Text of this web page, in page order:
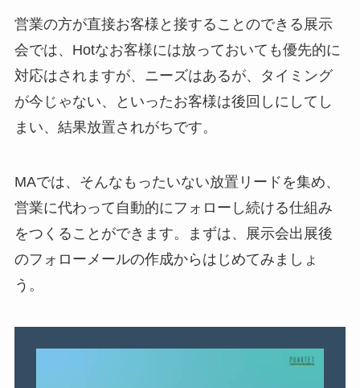
営業の方が直接お客様と接することのできる展示
会では、Hotなお客様には放っておいても優先的に
対応はされますが、ニーズはあるが、タイミング
が今じゃない、といったお客様は後回しにしてし
まい、結果放置されがちです。
MAでは、そんなもったいない放置リードを集め、
営業に代わって自動的にフォローし続ける仕組み
をつくることができます。まずは、展示会出展後
のフォローメールの作成からはじめてみましょ
う。